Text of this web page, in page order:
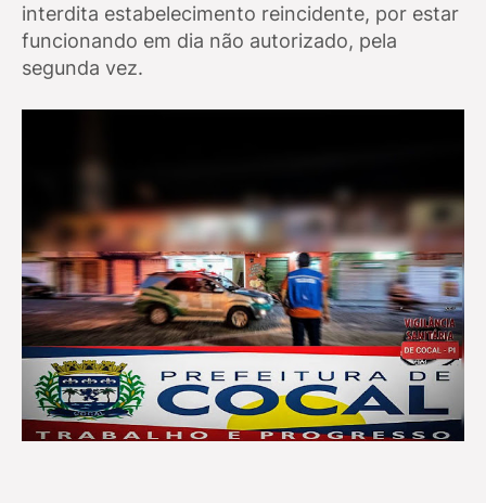
interdita estabelecimento reincidente, por estar
funcionando em dia não autorizado, pela
segunda vez.